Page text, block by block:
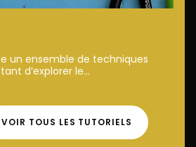
un ensemble de techniques
d’explorer le...
VOIR TOUS LES TUTORIELS